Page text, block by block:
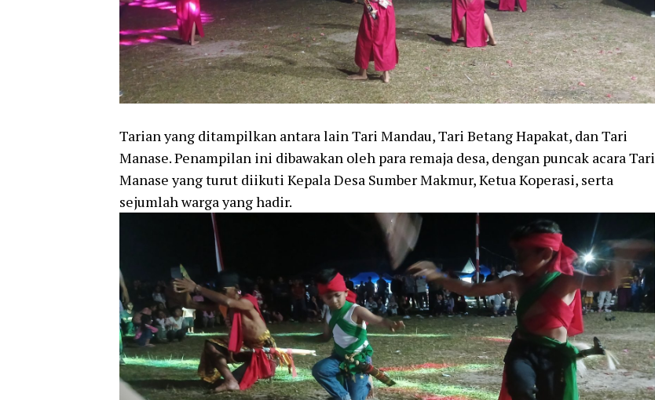
Tarian yang ditampilkan antara lain Tari Mandau, Tari Betang Hapakat, dan Tari
Manase. Penampilan ini dibawakan oleh para remaja desa, dengan puncak acara Tari
Manase yang turut diikuti Kepala Desa Sumber Makmur, Ketua Koperasi, serta
sejumlah warga yang hadir.